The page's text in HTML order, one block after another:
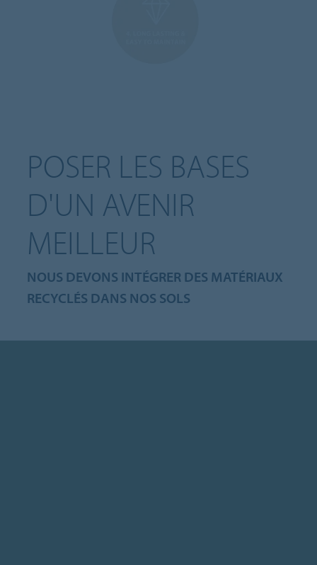
POSER LES BASES
D'UN AVENIR
MEILLEUR
NOUS DEVONS INTÉGRER DES MATÉRIAUX
RECYCLÉS DANS NOS SOLS